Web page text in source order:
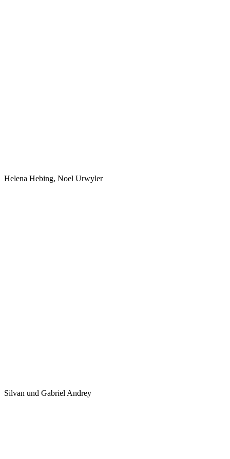
Helena Hebing, Noel Urwyler
Silvan und Gabriel Andrey